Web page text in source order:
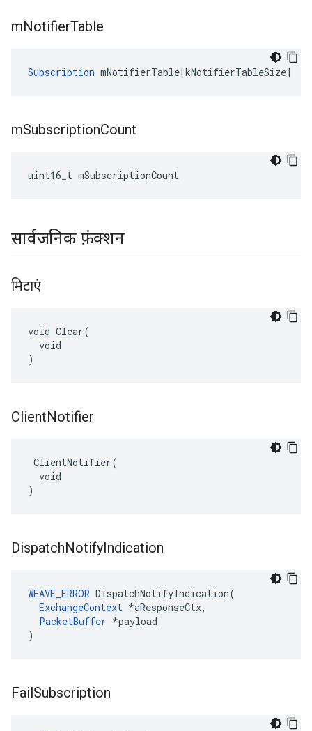
mNotifierTable
Subscription mNotifierTable[kNotifierTableSize]
mSubscriptionCount
uint16_t mSubscriptionCount
सार्वजनिक फ़ंक्शन
मिटाएं
void Clear(
  void
)
ClientNotifier
ClientNotifier(
  void
)
DispatchNotifyIndication
WEAVE_ERROR DispatchNotifyIndication(
ExchangeContext *aResponseCtx,
PacketBuffer *payload
)
FailSubscription